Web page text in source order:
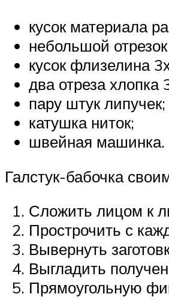
кусок материала
небольшой
кусок флизелина
два отреза хлопка
пару штук липучек;
катушка ниток;
швейная машинка.
Галстук-бабочка
Сложить лицом к
Прострочить с
Вывернуть
Выгладить
Прямоугольную